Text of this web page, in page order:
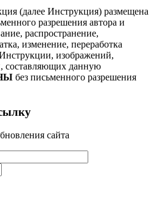
(далее Инструкция) размещена
разрешения автора и
распространение,
изменение, переработка
изображений,
составляющих данную
без письменного разрешения
сайта